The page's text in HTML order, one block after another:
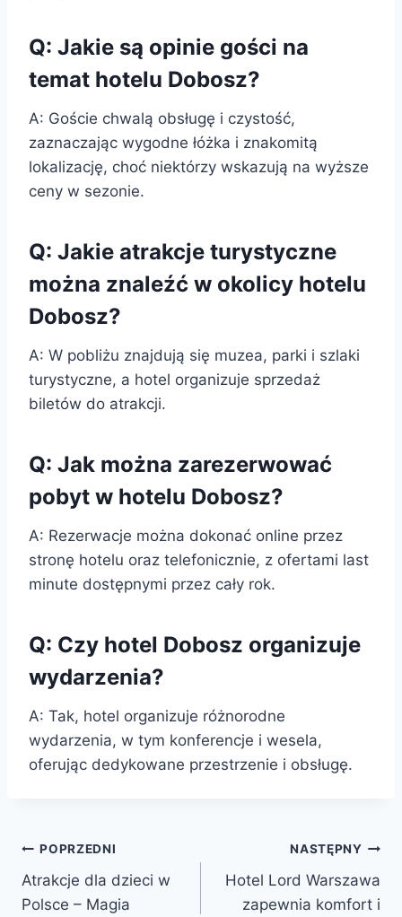
Q: Jakie są opinie gości na
temat hotelu Dobosz?
A: Goście chwalą obsługę i czystość,
zaznaczając wygodne łóżka i znakomitą
lokalizację, choć niektórzy wskazują na wyższe
ceny w sezonie.
Q: Jakie atrakcje turystyczne
można znaleźć w okolicy hotelu
Dobosz?
A: W pobliżu znajdują się muzea, parki i szlaki
turystyczne, a hotel organizuje sprzedaż
biletów do atrakcji.
Q: Jak można zarezerwować
pobyt w hotelu Dobosz?
A: Rezerwacje można dokonać online przez
stronę hotelu oraz telefonicznie, z ofertami last
minute dostępnymi przez cały rok.
Q: Czy hotel Dobosz organizuje
wydarzenia?
A: Tak, hotel organizuje różnorodne
wydarzenia, w tym konferencje i wesela,
oferując dedykowane przestrzenie i obsługę.
Nawigacja
wpisu
POPRZEDNI
Atrakcje dla dzieci w
Polsce – Magia
NASTĘPNY
Hotel Lord Warszawa
zapewnia komfort i